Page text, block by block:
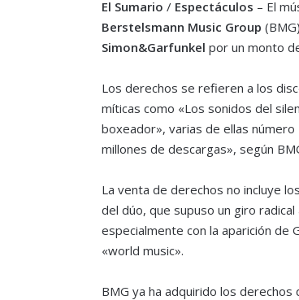
El Sumario /Espectáculos – El
Berstelsmann Music Group
Simon&Garfunkel por un monto
Los derechos se refieren a los
míticas como «Los sonidos del
boxeador», varias de ellas
millones de descargas», según
La venta de derechos no incluye
del dúo, que supuso un giro
especialmente con la aparición de
«world music».
BMG ya ha adquirido los